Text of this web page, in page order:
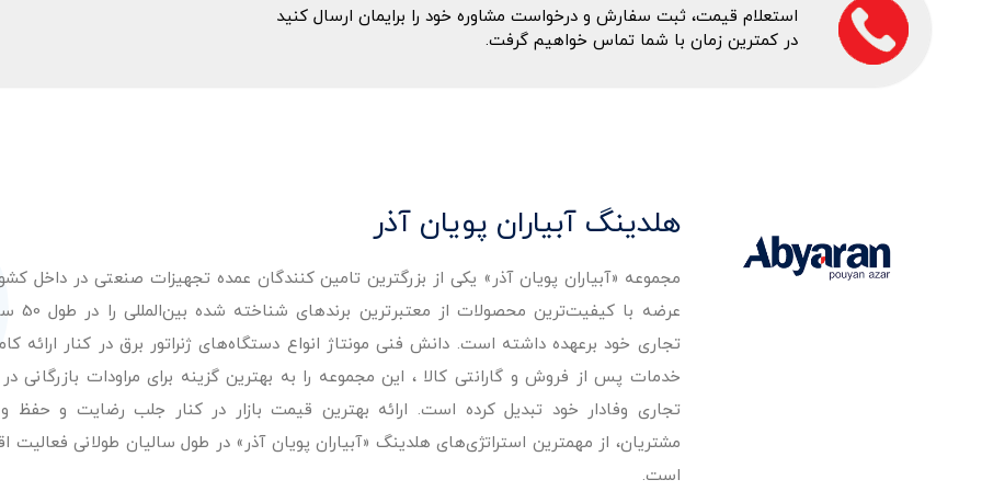
استعلام قیمت، ثبت سفارش و درخواست مشاوره خود را برایمان ارسال کنید
در کمترین زمان با شما تماس خواهیم گرفت.
هلدینگ آبیاران پویان آذر
مجموعه «آبیاران پویان آذر» یکی از بزرگترین تامین کنندگان عمده تجهیزات صنعتی در داخل
عرضه با
تجاری خود برعهده داشته است. دانش فنی مونتاژ انواع دستگاه‌های ژنراتور برق در کنار ارائه
خدمات پس از فروش و گارانتی کالا ، این مجموعه را به بهترین گزینه برای مراودات بازرگانی
تجاری وفادار خود تبدیل کرده است. ارائه بهترین قیمت بازار در کنار جلب رضایت و حفظ
مشتریان، از مهمترین استراتژی‌های هلدینگ «آبیاران پویان آذر» در طول سالیان طولانی فعالیت
است.